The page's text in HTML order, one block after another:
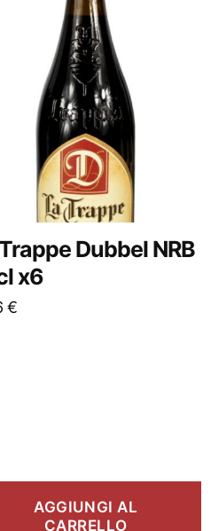
Dubbel NRB
x6
€
AGGIUNGI AL
CARRELLO